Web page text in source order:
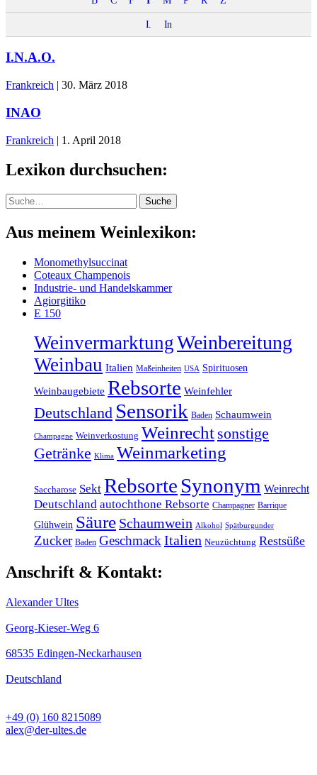
I. In
I.N.A.O.
Frankreich | 30. März 2018
INAO
Frankreich | 1. April 2018
Lexikon durchsuchen:
Suche Suche
Aus meinem Weinlexikon:
Monomethylsuccinat
Coteaux Champenois
Industrie- und Handelskammer
Agiorgitiko
E 150
WeinvermarktungWeinbereitung
Weinbau Italien Maßeinheiten USA Spirituosen
Weinbaugebiete Rebsorte Weinfehler
Deutschland Sensorik Baden Schaumwein
Champagne Weinverkostung Weinrecht sonstige
Getränke Klima Weinmarketing
Saccharose Sekt Rebsorte Synonym Weinrecht
Deutschland autochthone Rebsorte Champagner Barrique
Glühwein Säure Schaumwein Alkohol Spätburgunder
Zucker Baden Geschmack Italien Neuzüchtung Restsüße
Anschrift & Kontakt:
Alexander Ultes
Georg-Kieser-Weg 6
68535 Edingen-Neckarhausen
Deutschland
+49 (0) 160 8215089
alex@der-ultes.de